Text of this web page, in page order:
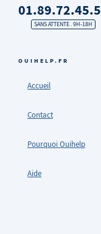
OUIHELP.FR
Accueil
Contact
Pourquoi Ouihelp
Aide
SANS ATTENTE . 9H-18H